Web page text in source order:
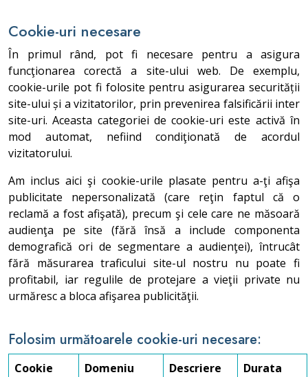
Cookie-uri necesare
În primul rând, pot fi necesare pentru a asigura
funcţionarea corectă a site-ului web. De exemplu,
cookie-urile pot fi folosite pentru asigurarea securității
site-ului și a vizitatorilor, prin prevenirea falsificării inter
site-uri. Aceasta categoriei de cookie-uri este activă în
mod automat, nefiind condiţionată de acordul
vizitatorului.
Am inclus aici şi cookie-urile plasate pentru a-ţi afişa
publicitate nepersonalizată (care reţin faptul că o
reclamă a fost afişată), precum şi cele care ne măsoară
audienţa pe site (fără însă a include componenta
demografică ori de segmentare a audienţei), întrucât
fără măsurarea traficului site-ul nostru nu poate fi
profitabil, iar regulile de protejare a vieţii private nu
urmăresc a bloca afişarea publicităţii.
Folosim următoarele cookie-uri necesare:
Cookie Domeniu Descriere Durata